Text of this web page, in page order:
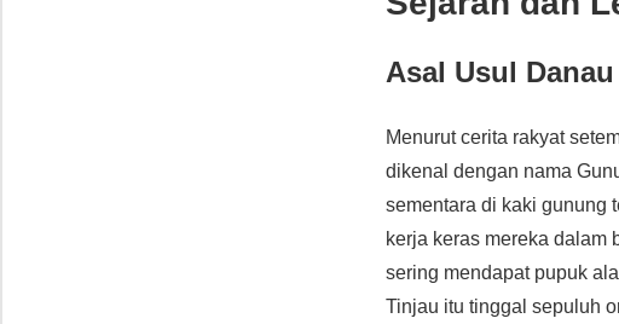
Asal Usul
Menurut cerita rakyat
dikenal dengan nama
sementara di kaki gunung
kerja keras mereka dalam
sering mendapat pupuk
Tinjau itu tinggal sepuluh